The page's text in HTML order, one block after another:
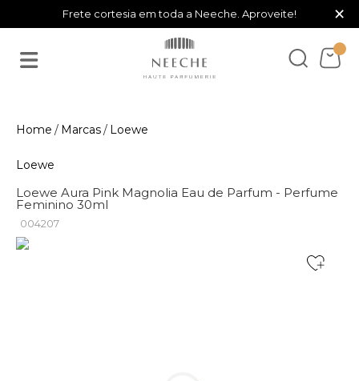
Frete cortesia em toda a Neeche. Aproveite! ×
Marcas Loewe
Loewe
Loewe Aura Pink Magnolia Eau de Parfum - Perfume
Feminino 30ml
004207